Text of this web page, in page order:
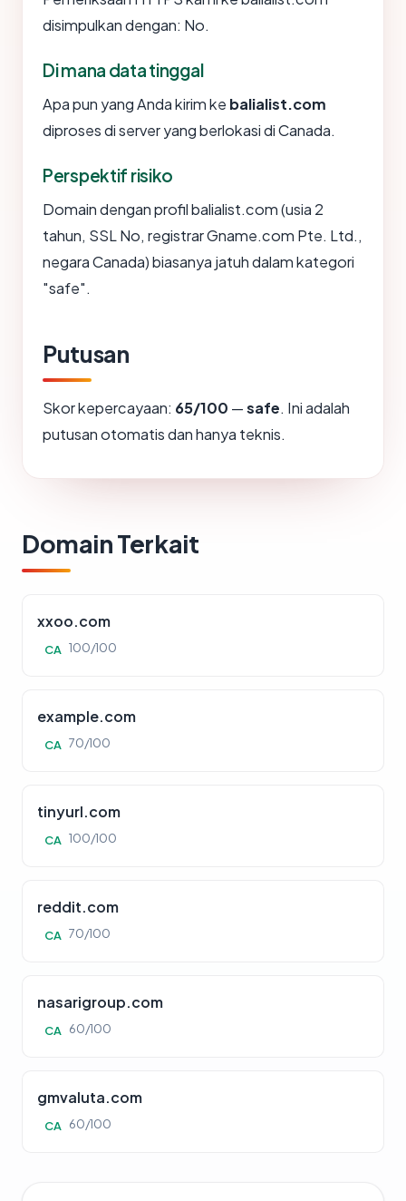
disimpulkan dengan: No.
Di mana data tinggal
Apa pun yang Anda kirim ke balialist.com
diproses di server yang berlokasi di Canada.
Perspektif risiko
Domain dengan profil balialist.com (usia 2
tahun, SSL No, registrar Gname.com Pte. Ltd.,
negara Canada) biasanya jatuh dalam kategori
"safe".
Putusan
Skor kepercayaan: 65/100 —safe. Ini adalah
putusan otomatis dan hanya teknis.
Domain Terkait
xxoo.com
CA 100/100
example.com
CA 70/100
tinyurl.com
CA 100/100
reddit.com
CA 70/100
nasarigroup.com
CA 60/100
gmvaluta.com
CA 60/100